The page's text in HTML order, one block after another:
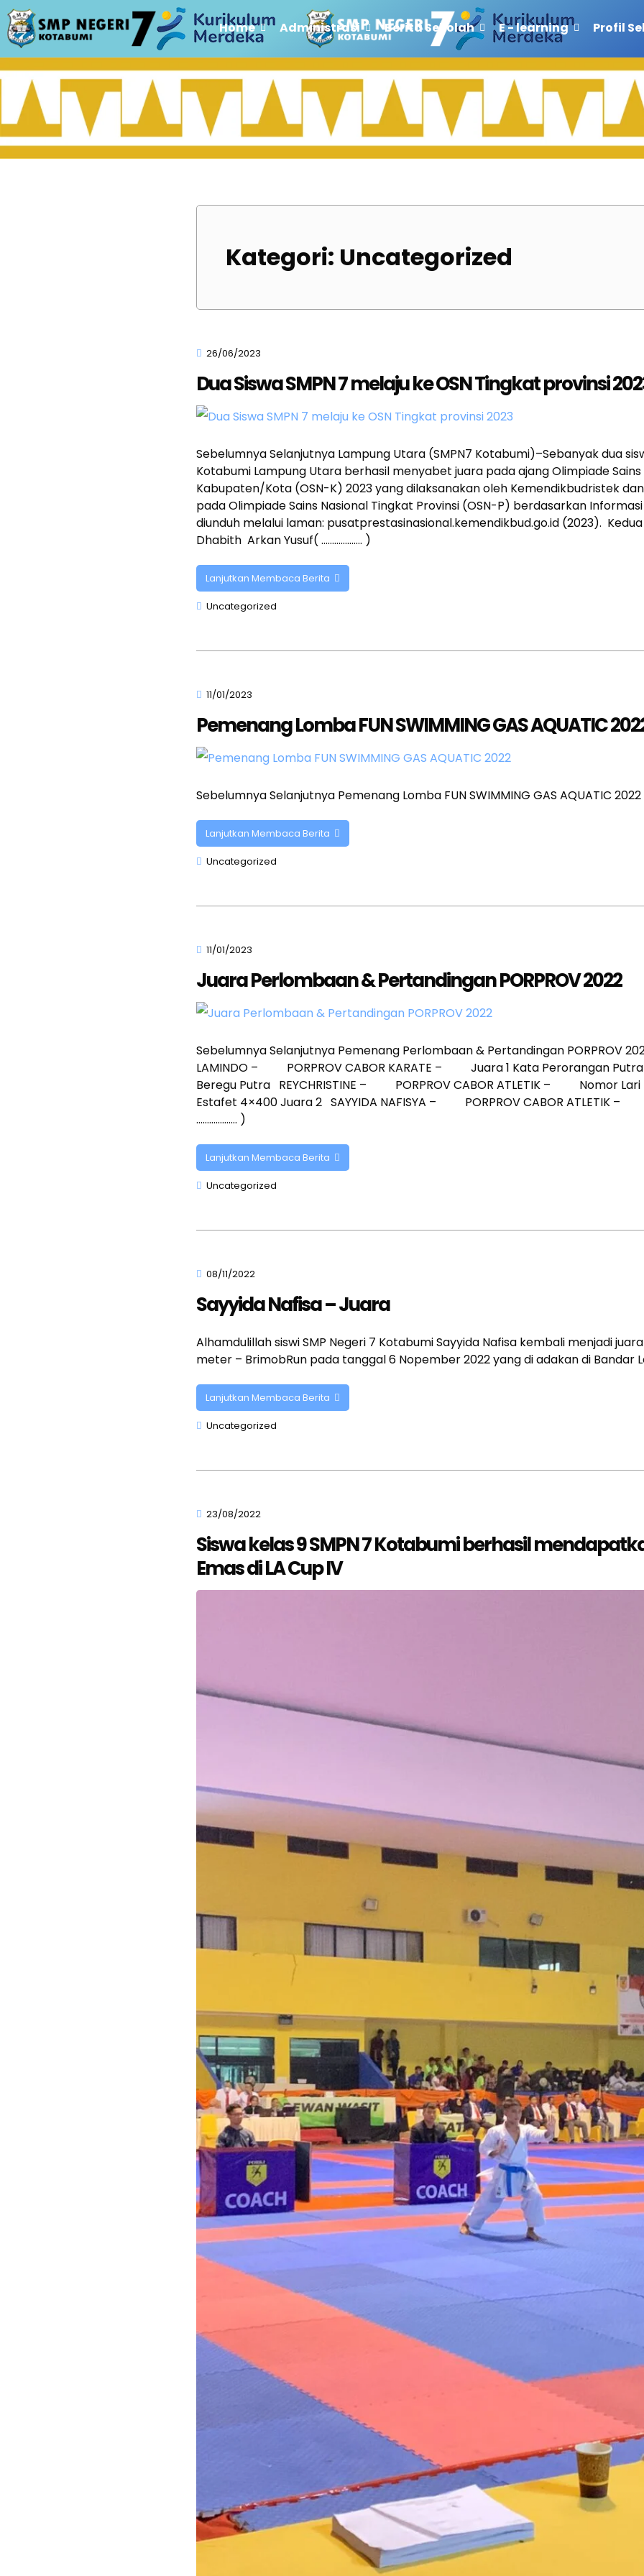
Home Administrasi Berita Sekolah E - learning Profil
Kategori: Uncategorized
26/06/2023
Dua Siswa SMPN 7 melaju ke OSN Tingkat provinsi
Sebelumnya Selanjutnya Lampung Utara (SMPN7 Kotabumi)–Sebanyak dua
Kotabumi Lampung Utara berhasil menyabet juara pada ajang Olimpiade
Kabupaten/Kota (OSN-K) 2023 yang dilaksanakan oleh Kemendikbudristek
pada Olimpiade Sains Nasional Tingkat Provinsi (OSN-P) berdasarkan
diunduh melalui laman: pusatprestasinasional.kemendikbud.go.id (2023).
Dhabith Arkan Yusuf( ………………. )
Lanjutkan Membaca Berita
Uncategorized
11/01/2023
Pemenang Lomba FUN SWIMMING GAS AQUATIC
Sebelumnya Selanjutnya Pemenang Lomba FUN SWIMMING GAS AQUATIC 2022
Lanjutkan Membaca Berita
Uncategorized
11/01/2023
Juara Perlombaan & Pertandingan PORPROV 2022
Sebelumnya Selanjutnya Pemenang Perlombaan & Pertandingan PORPROV
LAMINDO – PORPROV CABOR KARATE – Juara 1 Kata Perorangan
Beregu Putra REYCHRISTINE – PORPROV CABOR ATLETIK – Nomor
Estafet 4×400 Juara 2 SAYYIDA NAFISYA – PORPROV CABOR ATLETIK
………………. )
Lanjutkan Membaca Berita
Uncategorized
08/11/2022
Sayyida Nafisa – Juara
Alhamdulillah siswi SMP Negeri 7 Kotabumi Sayyida Nafisa kembali menjadi
meter – BrimobRun pada tanggal 6 Nopember 2022 yang di adakan di Bandar
Lanjutkan Membaca Berita
Uncategorized
23/08/2022
Siswa kelas 9 SMPN 7 Kotabumi berhasil
Emas di LA Cup IV